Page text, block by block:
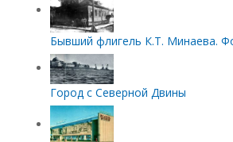
Бывший флигель К.Т. Минаева.
Город с Северной Двины